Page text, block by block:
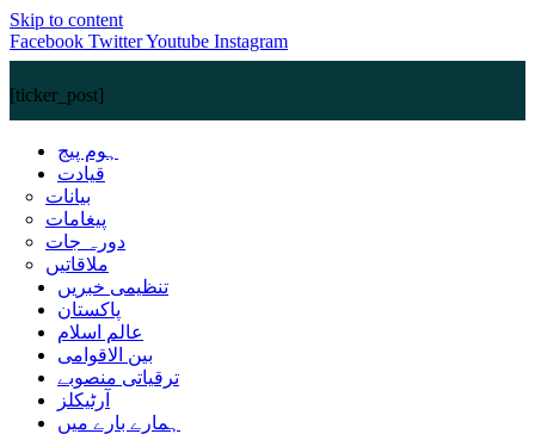
Skip to content
Facebook TwitterYoutube Instagram
[ticker_post]
ہوم پیج
قیادت
بیانات
پیغامات
دورہ جات
ملاقاتیں
تنظیمی خبریں
پاکستان
عالم اسلام
بین الاقوامی
ترقیاتی منصوبے
آرٹیکلز
ہمارے بارے میں